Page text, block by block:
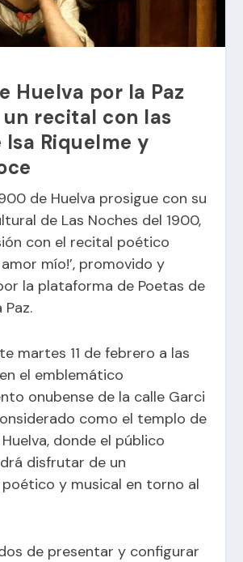
Huelva por la Paz
recital con las
Isa Riquelme y
de Huelva prosigue con su
de Las Noches del 1900,
con el recital poético
amor mío!’, promovido y
la plataforma de Poetas de
Paz.
martes 11 de febrero a las
el emblemático
onubense de la calle Garci
como el templo de
donde el público
disfrutar de un
y musical en torno al
de presentar y configurar